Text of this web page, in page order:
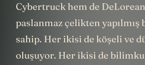
Cybertruck hem de
paslanmaz çelikten yapılmış
sahip. Her ikisi de köşeli ve
oluşuyor. Her ikisi de